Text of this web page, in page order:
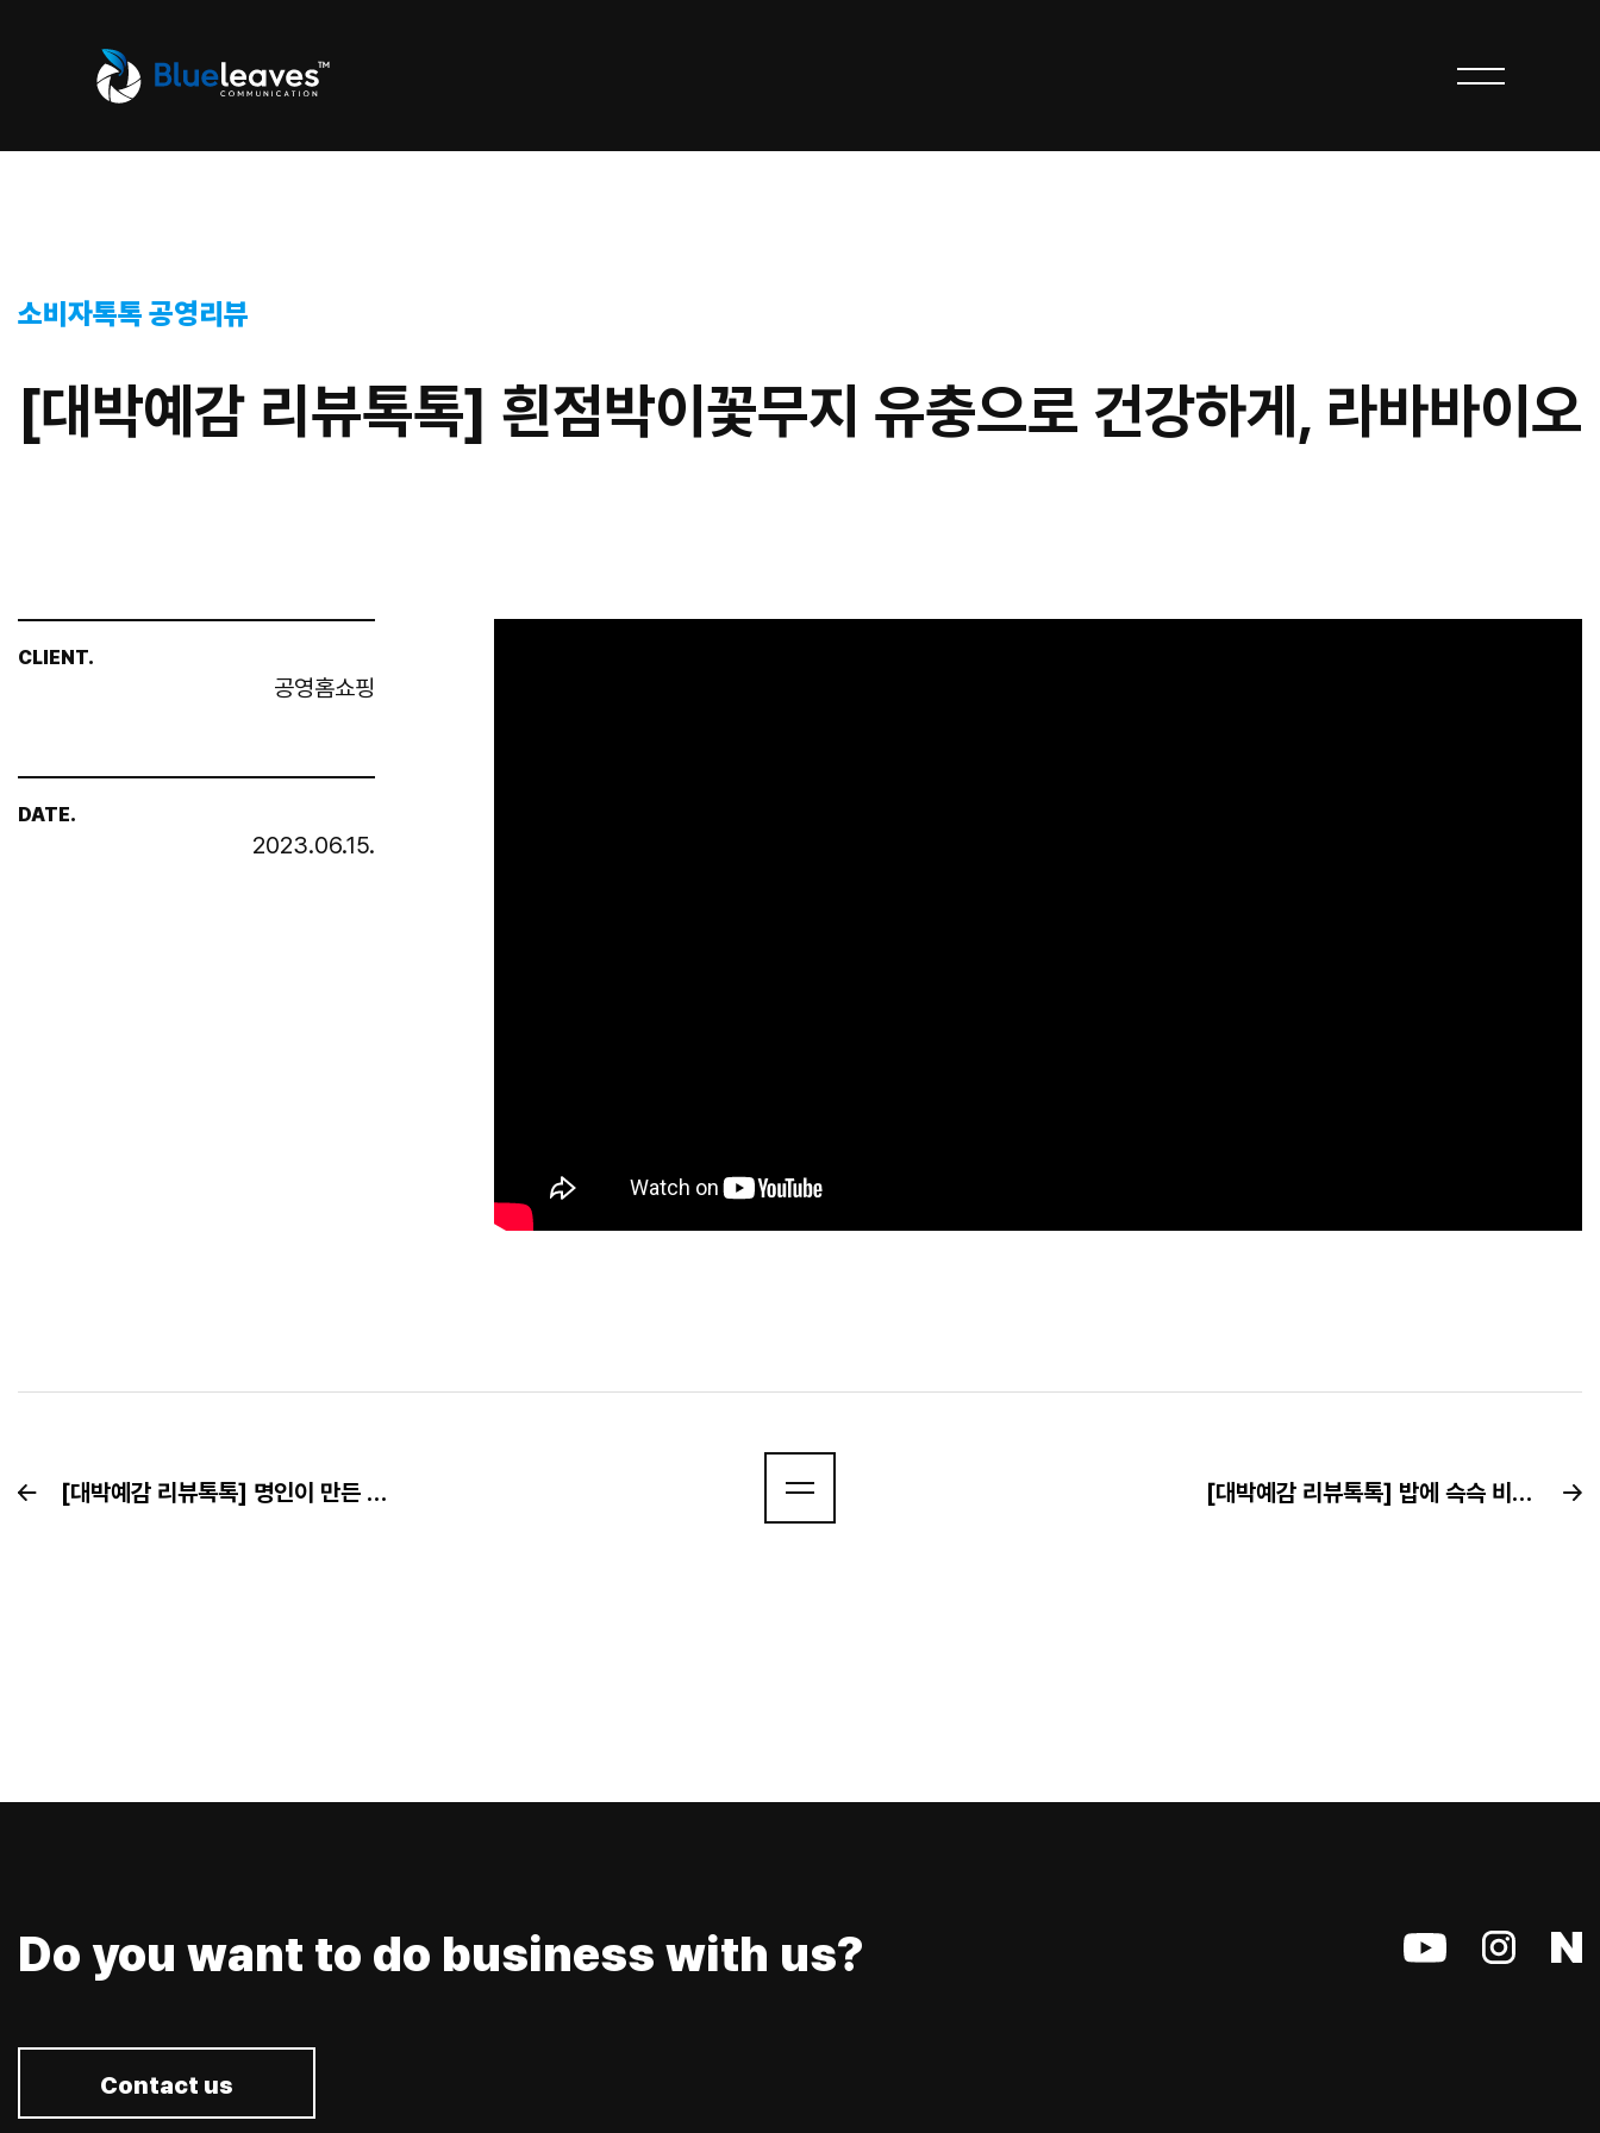
소비자톡톡 공영리뷰
[대박예감 리뷰톡톡] 흰점박이꽃무지 유충으로 건강하게, 라바바이오
CLIENT.
공영홈쇼핑
DATE.
2023.06.15.
[대박예감 리뷰톡톡] 명인이 만든 최상급 감태! 바다숲 구운감태 / 생감태 [대박예감 리뷰톡톡] 밥에 슥슥 비벼주면 한 끼 뚝딱! 윤영근의 착한 나물
Do you want to do business with us?
Contact us